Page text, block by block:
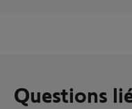
Questions